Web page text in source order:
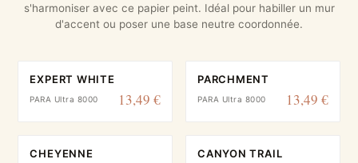
s'harmoniser avec ce papier peint. Idéal pour habiller un mur
d'accent ou poser une base neutre coordonnée.
EXPERT WHITE
PARA Ultra 8000 13,49 €
PARCHMENT
PARA Ultra 8000 13,49 €
CHEYENNE CANYON TRAIL